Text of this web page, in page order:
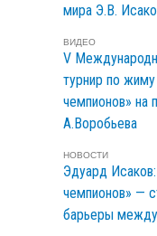
мира Э.В.
ВИДЕО
V
турнир по
чемпионов» на
А.Воробьева
НОВОСТИ
Эдуард
чемпионов» —
барьеры